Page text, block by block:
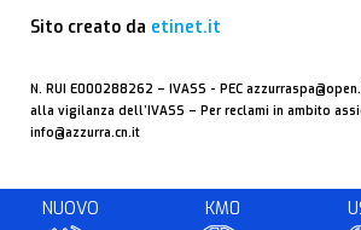
NUOVO KM0
Sito creato da etinet.it
N. RUI E000288262 – IVASS - PEC
alla vigilanza dell’IVASS – Per reclami in ambito
info@azzurra.cn.it